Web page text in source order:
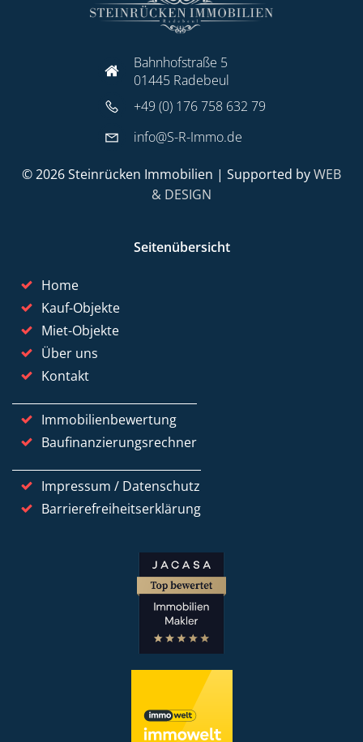
Bahnhofstraße 5
01445 Radebeul
+49 (0) 176 758 632 79
info@S-R-Immo.de
© 2026 Steinrücken Immobilien | Supported byWEB
& DESIGN
Seitenübersicht
Home
Kauf-Objekte
Miet-Objekte
Über uns
Kontakt
Immobilienbewertung
Baufinanzierungsrechner
Impressum / Datenschutz
Barrierefreiheitserklärung